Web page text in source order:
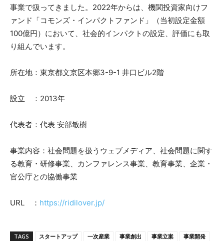
事業で扱ってきました。2022年からは、機関投資家向けフ
ァンド「コモンズ・インパクトファンド」（当初設定金額
100億円）において、社会的インパクトの設定、評価にも取
り組んでいます。
所在地：東京都文京区本郷3-9-1 井口ビル2階
設立 ：2013年
代表者：代表 安部敏樹
事業内容：社会問題を扱うウェブメディア、社会問題に関す
る教育・研修事業、カンファレンス事業、教育事業、企業・
官公庁との協働事業
URL ： https://ridilover.jp/
TAGS スタートアップ 一次産業 事業創出 事業立案
事業開発